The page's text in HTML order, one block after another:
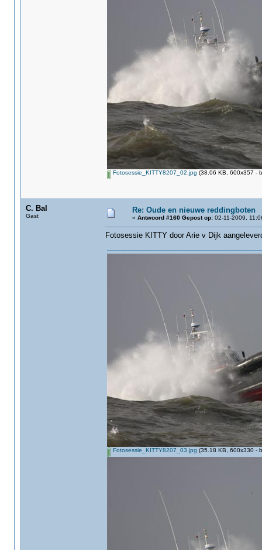
Fotosessie_KITTY8207_02.jpg (38.06 KB, 600x357 -
C. Bal
Gast
Re: Oude en nieuwe reddingboten
« Antwoord #160 Gepost op: 02-11-2009,
Fotosessie KITTY‏ door Arie v Dijk
Fotosessie_KITTY8207_03.jpg (35.18 KB, 600x330 -